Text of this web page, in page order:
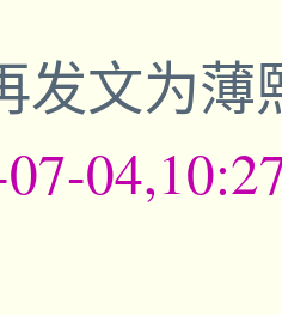
发文为